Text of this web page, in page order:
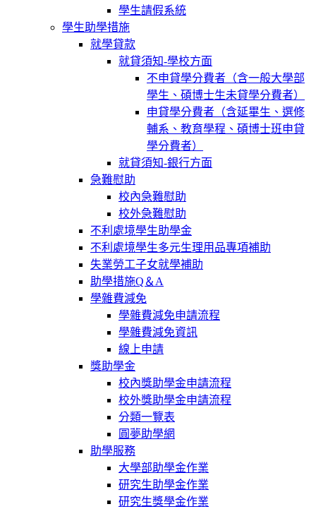
學生請假系統
學生助學措施
就學貸款
就貸須知-學校方面
不申貸學分費者（含一般大學部
學生、碩博士生未貸學分費者）
申貸學分費者（含延畢生、選修
輔系、教育學程、碩博士班申貸
學分費者）
就貸須知-銀行方面
急難慰助
校內急難慰助
校外急難慰助
不利處境學生助學金
不利處境學生多元生理用品專項補助
失業勞工子女就學補助
助學措施Q＆A
學雜費減免
學雜費減免申請流程
學雜費減免資訊
線上申請
獎助學金
校內獎助學金申請流程
校外獎助學金申請流程
分類一覽表
圓夢助學網
助學服務
大學部助學金作業
研究生助學金作業
研究生獎學金作業